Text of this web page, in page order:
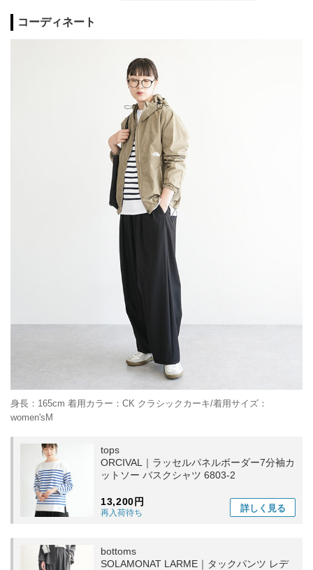
コーディネート
身長：165cm 着用カラー：CK クラシックカーキ/着用サイズ：
women'sM
tops
ORCIVAL｜ラッセルパネルボーダー7分袖カ
ットソー バスクシャツ 6803-2
13,200円
再入荷待ち 詳しく 見る
bottoms
SOLAMONAT LARME｜タックパンツ レデ